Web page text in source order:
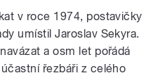
v roce 1974, postavičky
umístil Jaroslav Sekyra.
a osm let pořádá
řezbáři z celého